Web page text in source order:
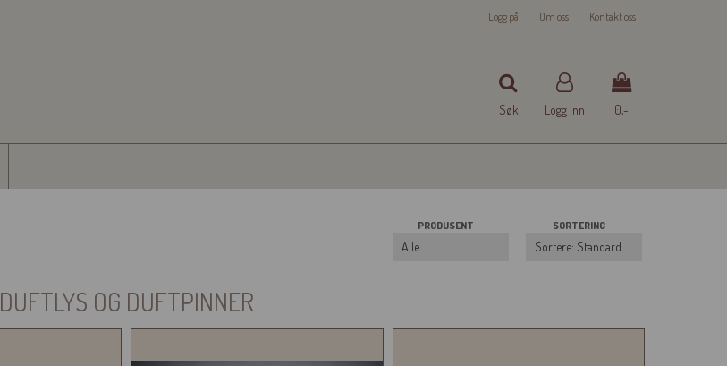
Logg på Om oss Kontakt oss
Søk Logg inn 0,-
PRODUSENT SORTERING
DUFTLYS OG DUFTPINNER
Trykk ENTER for å søke